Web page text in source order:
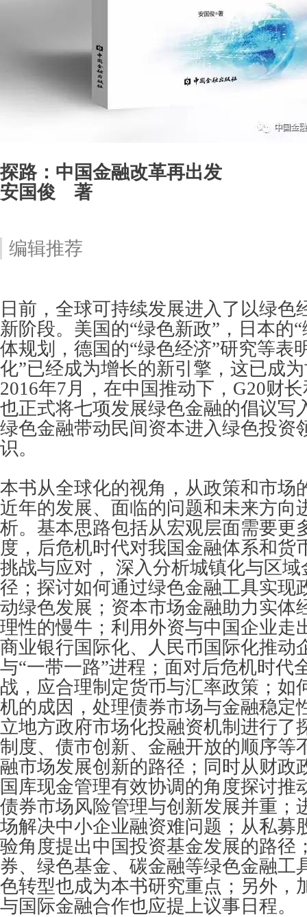
探路：中国金融改革再出发
安国俊 著
编辑推荐
日前，全球可持续发展进入了以绿色
新阶段。美国的“绿色新政”，日本的
体规划，德国的“绿色经济”研究等表
化”已经成为增长的新引擎，这已成
2016年7月，在中国推动下，G20财
也正式将七项发展绿色金融的倡议写
绿色金融带动民间资本进入绿色投资
识。
本书从全球化的视角，从政策和市场
近年的发展、面临的问题和未来方向
析。基本思路包括从宏观层面需要更
度，后危机时代对我国金融体系和货
挑战与应对， 深入分析城镇化与区
径；探讨如何通过绿色金融工具实现
动绿色发展；资本市场金融助力实体
理性的慢牛；利用外资与中国企业走
商业银行国际化、人民币国际化推动
与“一带一路”进程；面对后危机时代
战，应合理制定货币与汇率政策；如
机的成因，处理债券市场与金融稳定
立地方政府市场化投融资机制进行了
制度、债市创新、金融开放的顺序等
融市场发展创新的路径；同时从财政
国库现金管理有效协调的角度探讨推
债券市场风险管理与创新发展并重；
场解决中小企业融资难问题；从私募
验角度提出中国投资基金发展的路径
券、绿色基金、碳金融等绿色金融工
色转型也成为本书研究重点；另外，
与国际金融合作也应提上议事日程。